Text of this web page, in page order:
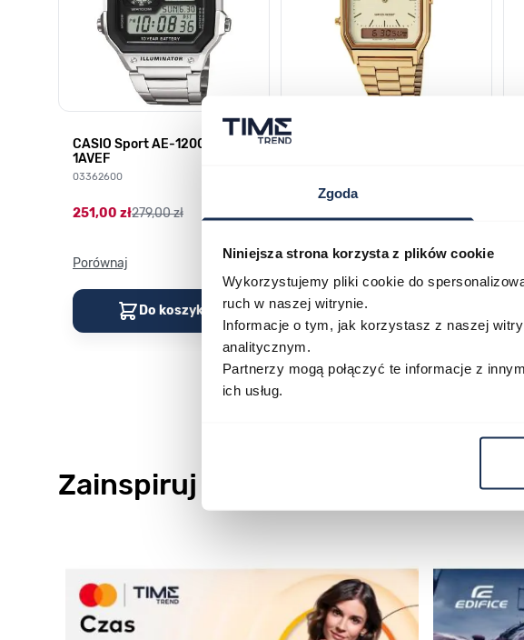
Zgoda
Niniejsza strona korzysta z plików cookie
Wykorzystujemy pliki cookie do
ruch w naszej witrynie.
Informacje o tym, jak korzystasz z naszej
analitycznym.
Partnerzy mogą połączyć te informacje z
ich usług.
CASIO Sport AE-1200WHD-
1AVEF
03362600
251,00 zł279,00 zł
Porównaj
Do koszyka
Porównaj
Do koszyka
Zainspiruj się